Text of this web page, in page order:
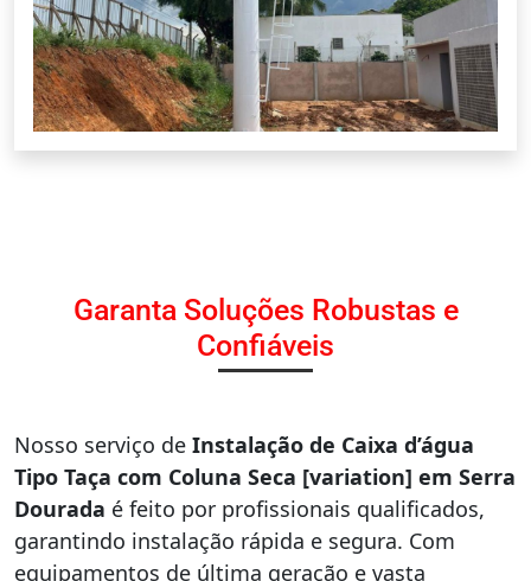
Garanta Soluções Robustas e
Confiáveis
Nosso serviço de Instalação de Caixa d’água
Tipo Taça com Coluna Seca [variation] em Serra
Dourada é feito por profissionais qualificados,
garantindo instalação rápida e segura. Com
equipamentos de última geração e vasta